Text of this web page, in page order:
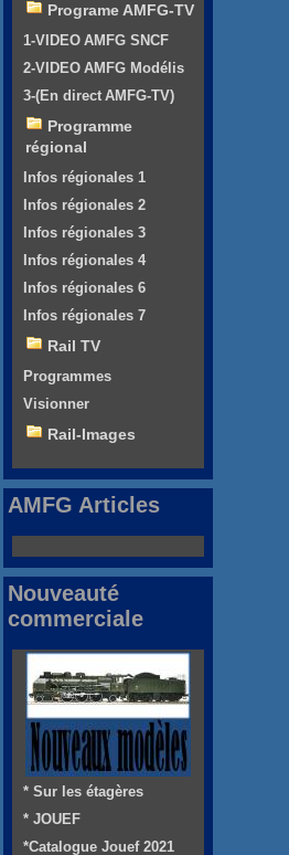
Programe AMFG-TV
1-VIDEO AMFG SNCF
2-VIDEO AMFG Modélis
3-(En direct AMFG-TV)
Programme
régional
Infos régionales 1
Infos régionales 2
Infos régionales 3
Infos régionales 4
Infos régionales 6
Infos régionales 7
Rail TV
Programmes
Visionner
Rail-Images
AMFG Articles
Nouveauté
commerciale
* Sur les étagères
* JOUEF
*Catalogue Jouef 2021